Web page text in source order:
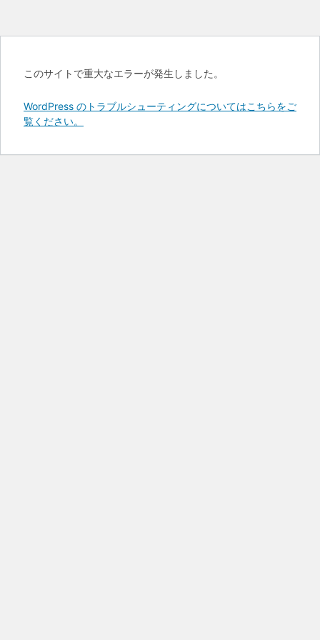
このサイトで重大なエラーが発生しました。
WordPress のトラブルシューティングについてはこちらをご
覧ください。